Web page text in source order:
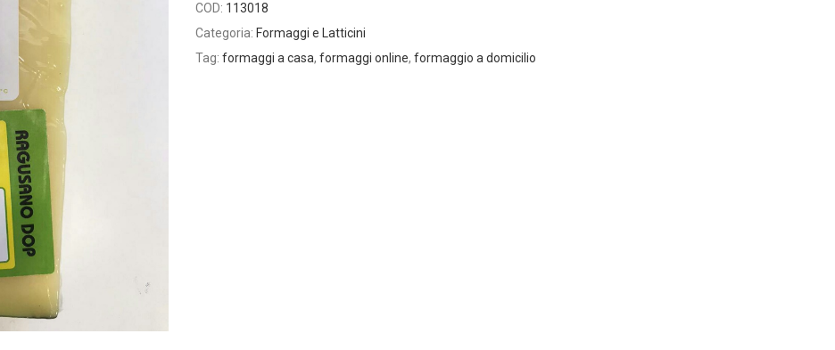
COD: 113018
Categoria: Formaggi e Latticini
Tag: formaggi a casa, formaggi online, formaggio a domicilio